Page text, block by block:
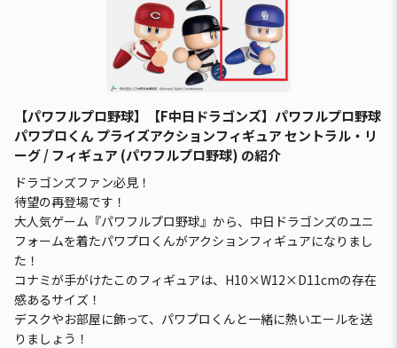
【パワフルプロ野球】【F中日ドラゴンズ】パワフルプロ野球
パワプロくん プライズアクションフィギュア セントラル・リ
ーグ / フィギュア (パワフルプロ野球) の紹介
ドラゴンズファン必見！
待望の再登場です！
大人気ゲーム『パワフルプロ野球』から、中日ドラゴンズのユニ
フォームを着たパワプロくんがアクションフィギュアになりまし
た！
コナミが手がけたこのフィギュアは、H10×W12×D11cmの存在
感あるサイズ！
デスクやお部屋に飾って、パワプロくんと一緒に熱いエールを送
りましょう！